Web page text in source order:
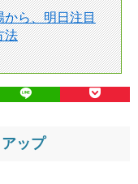
から、明日注目
法
ップ